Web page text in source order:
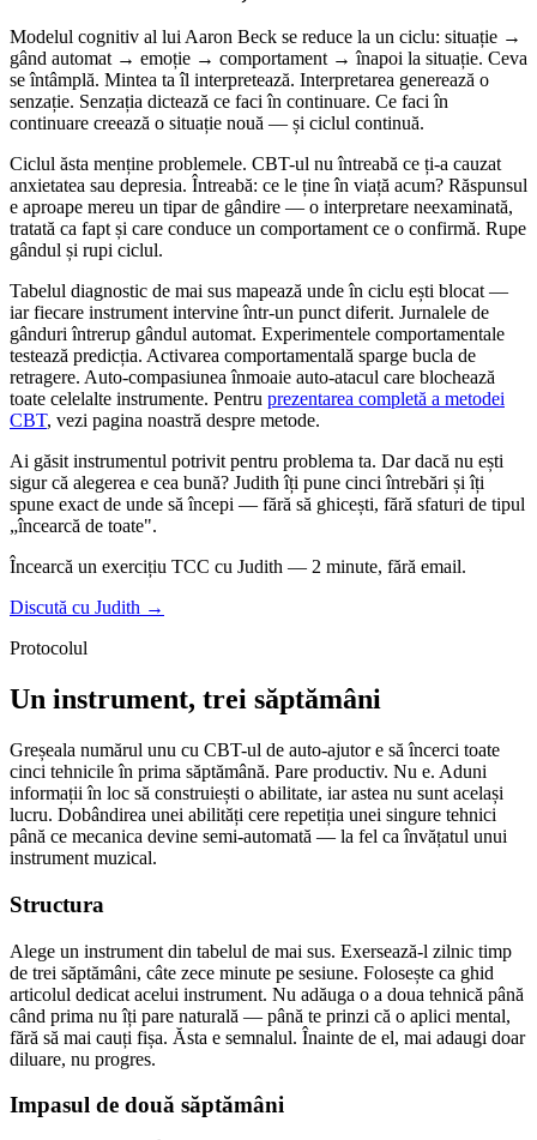
Modelul cognitiv al lui Aaron Beck se reduce la un ciclu: situație →
gând automat → emoție → comportament → înapoi la situație. Ceva
se întâmplă. Mintea ta îl interpretează. Interpretarea generează o
senzație. Senzația dictează ce faci în continuare. Ce faci în
continuare creează o situație nouă — și ciclul continuă.
Ciclul ăsta menține problemele. CBT-ul nu întreabă ce ți-a cauzat
anxietatea sau depresia. Întreabă: ce le ține în viață acum? Răspunsul
e aproape mereu un tipar de gândire — o interpretare neexaminată,
tratată ca fapt și care conduce un comportament ce o confirmă. Rupe
gândul și rupi ciclul.
Tabelul diagnostic de mai sus mapează unde în ciclu ești blocat —
iar fiecare instrument intervine într-un punct diferit. Jurnalele de
gânduri întrerup gândul automat. Experimentele comportamentale
testează predicția. Activarea comportamentală sparge bucla de
retragere. Auto-compasiunea înmoaie auto-atacul care blochează
toate celelalte instrumente. Pentru prezentarea completă a metodei
CBT, vezi pagina noastră despre metode.
Ai găsit instrumentul potrivit pentru problema ta. Dar dacă nu ești
sigur că alegerea e cea bună? Judith îți pune cinci întrebări și îți
spune exact de unde să începi — fără să ghicești, fără sfaturi de tipul
„încearcă de toate".
Încearcă un exercițiu TCC cu Judith — 2 minute, fără email.
Discută cu Judith →
Protocolul
Un instrument, trei săptămâni
Greșeala numărul unu cu CBT-ul de auto-ajutor e să încerci toate
cinci tehnicile în prima săptămână. Pare productiv. Nu e. Aduni
informații în loc să construiești o abilitate, iar astea nu sunt același
lucru. Dobândirea unei abilități cere repetiția unei singure tehnici
până ce mecanica devine semi-automată — la fel ca învățatul unui
instrument muzical.
Structura
Alege un instrument din tabelul de mai sus. Exersează-l zilnic timp
de trei săptămâni, câte zece minute pe sesiune. Folosește ca ghid
articolul dedicat acelui instrument. Nu adăuga o a doua tehnică până
când prima nu îți pare naturală — până te prinzi că o aplici mental,
fără să mai cauți fișa. Ăsta e semnalul. Înainte de el, mai adaugi doar
diluare, nu progres.
Impasul de două săptămâni